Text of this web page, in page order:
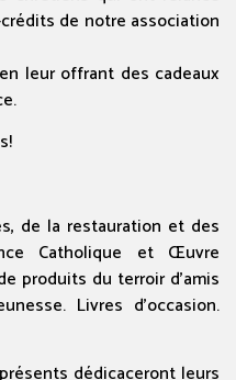
de notre association
leur offrant des cadeaux
de la restauration et des
Catholique et Œuvre
produits du terroir d’amis
Livres d’occasion.